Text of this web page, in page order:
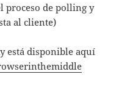
proceso de polling y
al cliente)
está disponible aquí